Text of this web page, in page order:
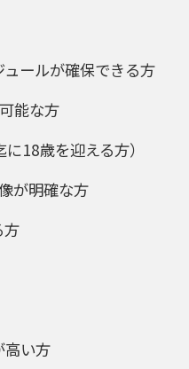
ールが確保できる方
能な方
18歳を迎える方）
が明確な方
方
い方